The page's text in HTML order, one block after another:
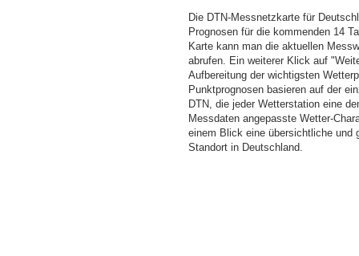
Die DTN-Messnetzkarte für
Prognosen für die kommenden 14
Karte kann man die aktuellen
abrufen. Ein weiterer Klick auf
Aufbereitung der wichtigsten
Punktprognosen basieren auf der
DTN, die jeder Wetterstation eine
Messdaten angepasste Wetter-
einem Blick eine übersichtliche und
Standort in Deutschland.